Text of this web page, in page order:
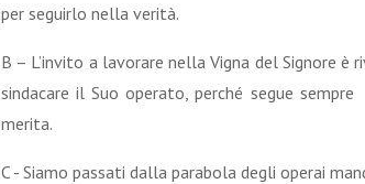
per seguirlo nella verità.
B – L’invito a lavorare nella Vigna del Signore
sindacare il Suo operato, perché segue
merita.
C - Siamo passati dalla parabola degli operai